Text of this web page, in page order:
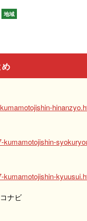
地域
kumamotojishin-
kumamotojishin-
ナビ